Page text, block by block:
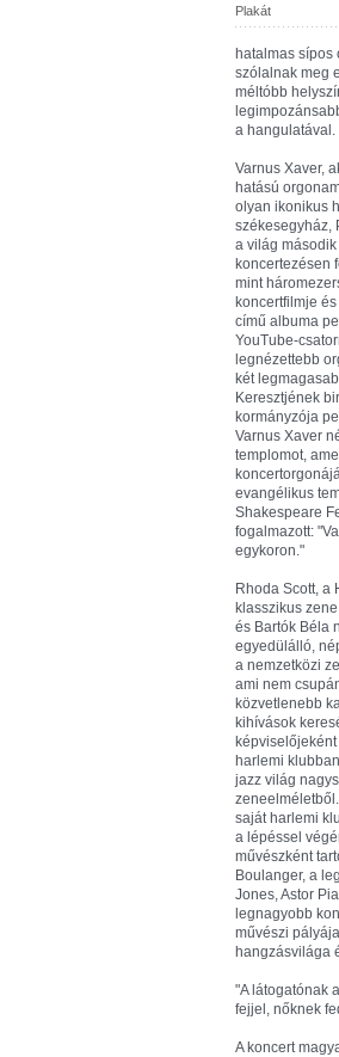
Plakát
hatalmas
szólalnak meg
méltóbb
a hangulatával.
Varnus Xaver,
hatású
olyan ikonikus
székesegyház,
a világ
koncertezésen
mint
koncertfilmje
című albuma
YouTube-
legnézettebb
két
Keresztjének
kormányzója
Varnus Xaver
templomot,
evangélikus
Shakespeare
fogalmazott:
egykoron."
Rhoda Scott, a
klasszikus
és Bartók Béla
egyedülálló,
a nemzetközi
ami nem
közvetlenebb
kihívások
harlemi
jazz világ
saját harlemi
a lépéssel
művészként
Boulanger, a
Jones, Astor
legnagyobb
művészi
hangzásvilága
"A látogatónak
fejjel, nőknek
A koncert